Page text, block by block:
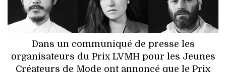
JEUNES CRÉATEURS
HISTOIRE DES MARQUES
Dans un communiqué de presse les
organisateurs du Prix LVMH pour les Jeunes
Créateurs de Mode ont annoncé que le Prix